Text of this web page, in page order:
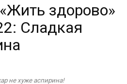
здорово»
Сладкая
не хуже аспирина!